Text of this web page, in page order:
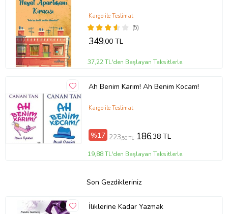
(5)
Kargo ile Teslimat
349,00 TL
37,22 TL'den Başlayan Taksitlerle
Ah Benim Karım! Ah Benim Kocam!
Kargo ile Teslimat
%17 223,50 TL 186,38 TL
19,88 TL'den Başlayan Taksitlerle
Son Gezdikleriniz
İliklerine Kadar Yazmak